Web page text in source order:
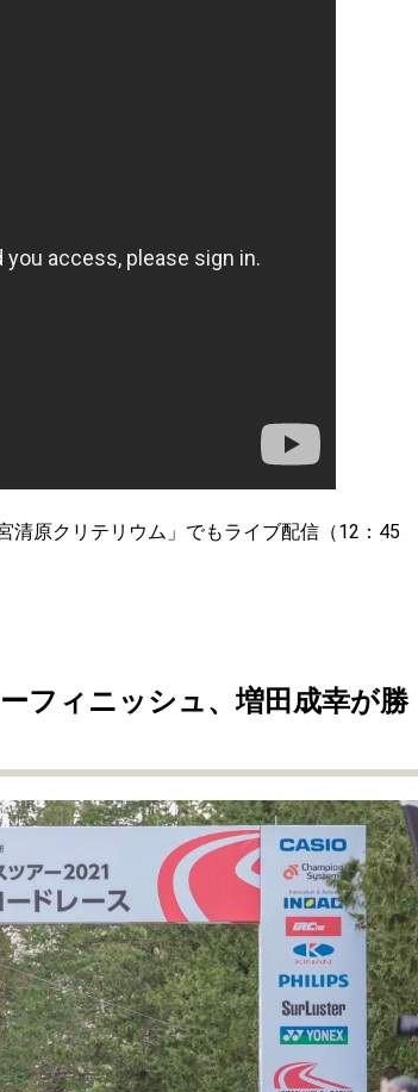
清原クリテリウム」でもライブ配信（12：45
フィニッシュ、増田成幸が勝